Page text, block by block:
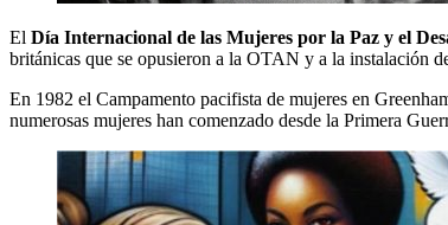
El Día Internacional de las Mujeres por la Paz y el
británicas que se opusieron a la OTAN y a la instalación
En 1982 el Campamento pacifista de mujeres en
numerosas mujeres han comenzado desde la Primera